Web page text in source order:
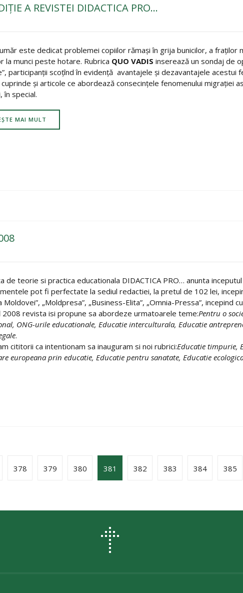
A REVISTEI DIDACTICA PRO…
este dedicat problemei copiilor rămaşi în grija bunicilor, a fraţilor
la munci peste hotare. Rubrica QUO VADIS inserează un sondaj de
participanţii scoţînd în evidenţă avantajele şi dezavantajele acestui
cuprinde şi articole ce abordează consecinţele fenomenului migraţiei
în special.
MAI MULT
de teorie si practica educationala DIDACTICA PRO… anunta
pot fi perfectate la sediul redactiei, la pretul de 102 lei,
Moldovei”, „Moldpresa”, „Business-Elita”, „Omnia-Pressa”, incepind
2008 revista isi propune sa abordeze urmatoarele teme:Pentru o
ONG-urile educationale, Educatie interculturala, Educatie
.
cititorii ca intentionam sa inauguram si noi rubrici:Educatie timpurie,
europeana prin educatie, Educatie pentru sanatate, Educatie
378 379 380 381 382 383 384 385